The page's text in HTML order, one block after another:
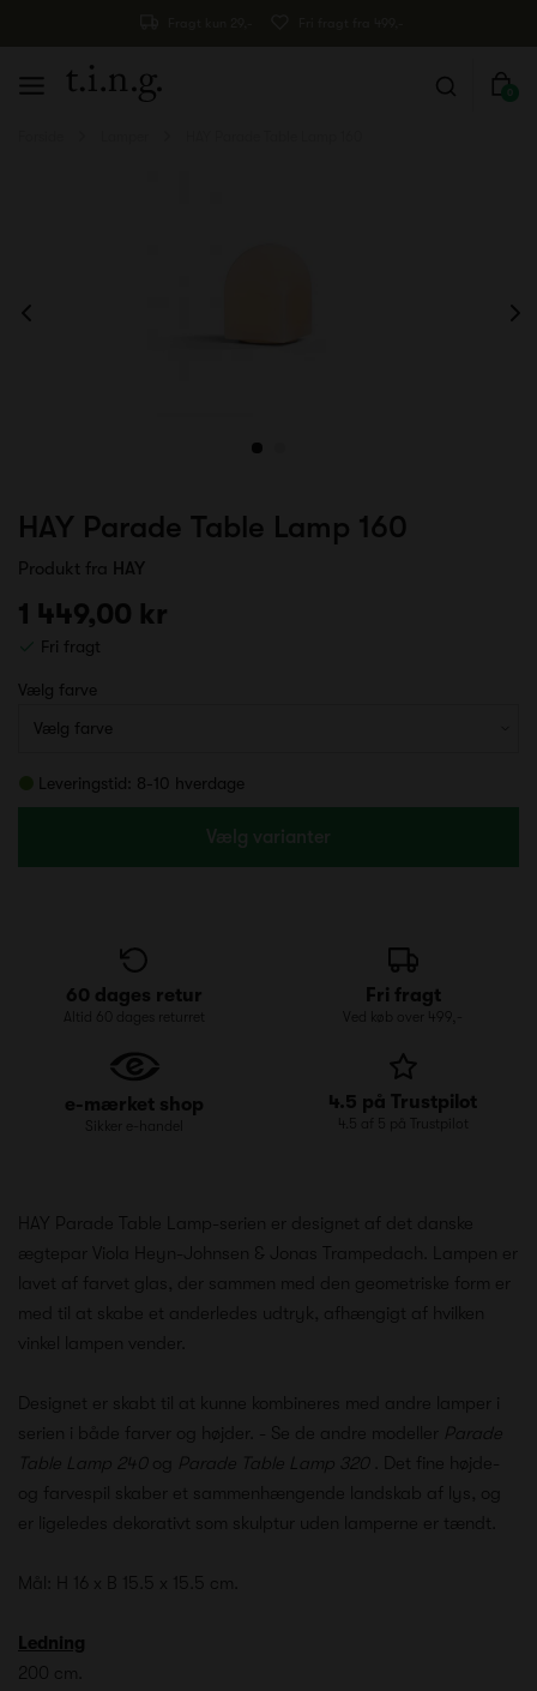
0
HAY Parade Table Lamp 160
Produkt fra HAY
1 449,00 kr
Fri fragt
Vælg farve
Leveringstid: 8-10 hverdage
Vælg varianter
60 dages retur
Altid 60 dages returret
Fri fragt
Ved køb over 499,-
e-mærket shop
Sikker e-handel
4.5 på Trustpilot
4.5 af 5 på Trustpilot
HAY Parade Table Lamp-serien er designet af det danske
ægtepar Viola Heyn-Johnsen & Jonas Trampedach. Lampen er
lavet af farvet glas, der sammen med den geometriske form er
med til at skabe et anderledes udtryk, afhængigt af hvilken
vinkel lampen vender.
Designet er skabt til at kunne kombineres med andre lamper i
serien i både farver og højder. - Se de andre modeller
Parade
Table Lamp 240og Parade Table Lamp 320. Det fine højde-
og farvespil skaber et sammenhængende landskab af lys, og
er ligeledes dekorativt som skulptur uden lamperne er tændt.
Mål: H 16 x B 15.5 x 15.5 cm.
Ledning
200 cm.